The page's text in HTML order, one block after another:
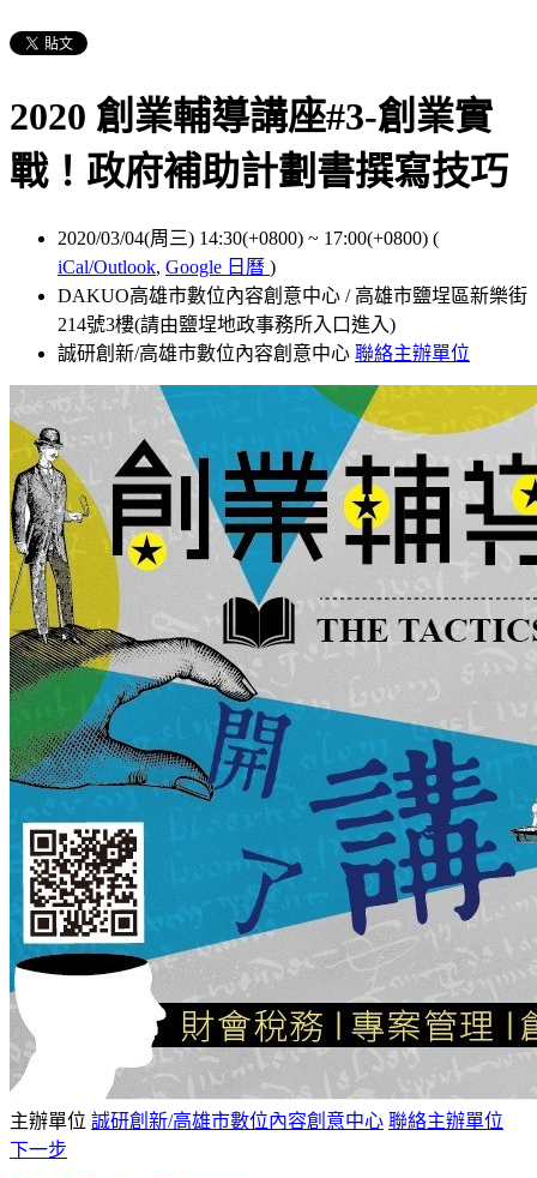
2020 創業輔導講座#3-創業實
戰！政府補助計劃書撰寫技巧
2020/03/04(周三) 14:30(+0800) ~ 17:00(+0800) (
iCal/Outlook, Google 日曆 )
DAKUO高雄市數位內容創意中心 / 高雄市鹽埕區新樂街
214號3樓(請由鹽埕地政事務所入口進入)
誠研創新/高雄市數位內容創意中心 聯絡主辦單位
主辦單位 誠研創新/高雄市數位內容創意中心 聯絡主辦單位
下一步